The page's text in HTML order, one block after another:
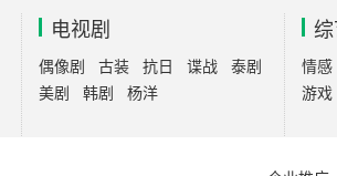
电视剧
偶像剧 古装 抗日 谍战
泰剧
美剧
韩剧 杨洋
综
情感
游戏